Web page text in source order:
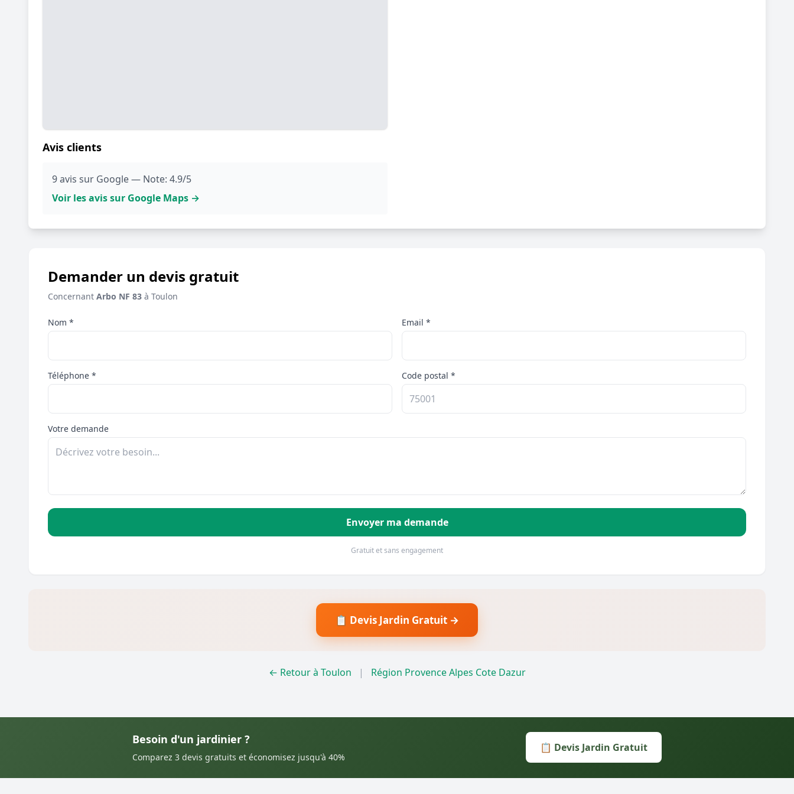
Avis clients
9 avis sur Google — Note: 4.9/5
Voir les avis sur Google Maps →
Demander un devis gratuit
Concernant Arbo NF 83 à Toulon
Nom * Email *
Téléphone * Code postal *
Votre demande
Envoyer ma demande
Gratuit et sans engagement
📋 Devis Jardin Gratuit →
← Retour à Toulon | Région Provence Alpes Cote Dazur
Besoin d'un jardinier ?
Comparez 3 devis gratuits et économisez jusqu'à 40%
📋 Devis Jardin Gratuit